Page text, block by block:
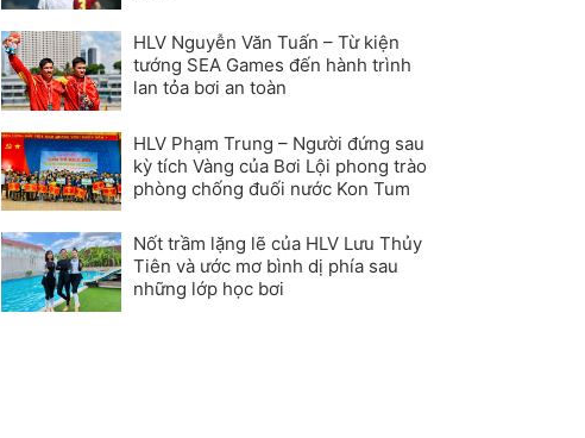
HLV Nguyễn Văn Tuấn – Từ kiện
tướng SEA Games đến hành trình
lan tỏa bơi an toàn
HLV Phạm Trung – Người đứng sau
kỳ tích Vàng của Bơi Lội phong trào
phòng chống đuối nước Kon Tum
Nốt trầm lặng lẽ của HLV Lưu Thủy
Tiên và ước mơ bình dị phía sau
những lớp học bơi